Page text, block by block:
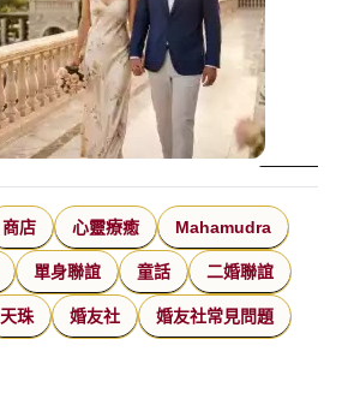
商店 心靈療癒 Mahamudra
單身聯誼 童話 二婚聯誼
天珠 婚友社 婚友社常見問題